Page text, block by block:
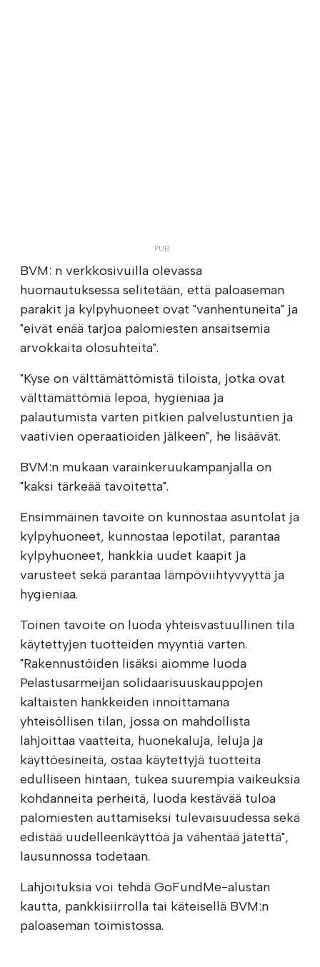
BVM: n verkkosivuilla olevassa
huomautuksessa selitetään, että paloaseman
parakit ja kylpyhuoneet ovat "vanhentuneita" ja
"eivät enää tarjoa palomiesten ansaitsemia
arvokkaita olosuhteita".
"Kyse on välttämättömistä tiloista, jotka ovat
välttämättömiä lepoa, hygieniaa ja
palautumista varten pitkien palvelustuntien ja
vaativien operaatioiden jälkeen", he lisäävät.
BVM:n mukaan varainkeruukampanjalla on
"kaksi tärkeää tavoitetta".
Ensimmäinen tavoite on kunnostaa asuntolat ja
kylpyhuoneet, kunnostaa lepotilat, parantaa
kylpyhuoneet, hankkia uudet kaapit ja
varusteet sekä parantaa lämpöviihtyvyyttä ja
hygieniaa.
Toinen tavoite on luoda yhteisvastuullinen tila
käytettyjen tuotteiden myyntiä varten.
"Rakennustöiden lisäksi aiomme luoda
Pelastusarmeijan solidaarisuuskauppojen
kaltaisten hankkeiden innoittamana
yhteisöllisen tilan, jossa on mahdollista
lahjoittaa vaatteita, huonekaluja, leluja ja
käyttöesineitä, ostaa käytettyjä tuotteita
edulliseen hintaan, tukea suurempia vaikeuksia
kohdanneita perheitä, luoda kestävää tuloa
palomiesten auttamiseksi tulevaisuudessa sekä
edistää uudelleenkäyttöä ja vähentää jätettä",
lausunnossa todetaan.
Lahjoituksia voi tehdä GoFundMe-alustan
kautta, pankkisiirrolla tai käteisellä BVM:n
paloaseman toimistossa.